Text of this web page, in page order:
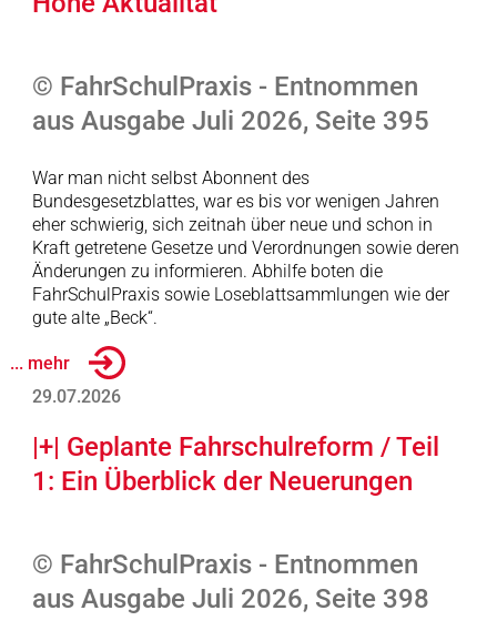
© FahrSchulPraxis - Entnommen
aus Ausgabe Juli 2026, Seite 395
War man nicht selbst Abonnent des
Bundesgesetzblattes, war es bis vor wenigen Jahren
eher schwierig, sich zeitnah über neue und schon in
Kraft getretene Gesetze und Verordnungen sowie deren
Änderungen zu informieren. Abhilfe boten die
FahrSchulPraxis sowie Loseblattsammlungen wie der
gute alte „Beck“.
... mehr
29.07.2026
|+| Geplante Fahrschulreform / Teil
1: Ein Überblick der Neuerungen
© FahrSchulPraxis - Entnommen
aus Ausgabe Juli 2026, Seite 398